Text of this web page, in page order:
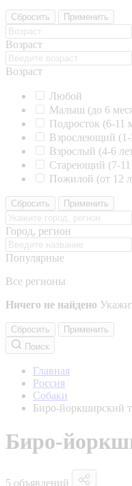
Сбросить Применить
Возраст
Возраст
Любой
Малыш (до 6
Подросток (6-11
Взрослеющий (1-
Взрослый (4-6
Стареющий (7-11
Пожилой (от 12
Сбросить Применить
Город, регион
Популярные
Все регионы
Ничего не найдено
Сбросить
Применить
Поиск
Главная
Россия
Собаки
Биро-йоркширский
Биро-
5 объявлений